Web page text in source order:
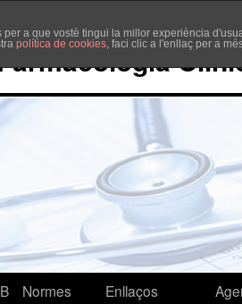
a que vostè tingui la millor experiència
política de cookies, faci clic a l'enllaç per a
Normes
Enllaços